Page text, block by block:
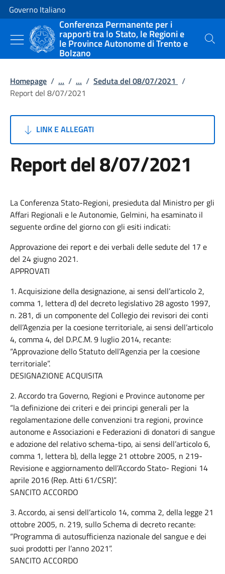
Vai al contenuto
Vai alla navigazione del sito
Governo Italiano
Conferenza Permanente per i
rapporti tra lo Stato, le Regioni e
le Province Autonome di Trento e
Bolzano
Cerca
Homepage / ... / ... / Seduta del 08/07/2021 /
Report del 8/07/2021
LINK E ALLEGATI
Report del 8/07/2021
La Conferenza Stato-Regioni, presieduta dal Ministro per gli
Affari Regionali e le Autonomie, Gelmini, ha esaminato il
seguente ordine del giorno con gli esiti indicati:
Approvazione dei report e dei verbali delle sedute del 17 e
del 24 giugno 2021.
APPROVATI
1. Acquisizione della designazione, ai sensi dell’articolo 2,
comma 1, lettera d) del decreto legislativo 28 agosto 1997,
n. 281, di un componente del Collegio dei revisori dei conti
dell’Agenzia per la coesione territoriale, ai sensi dell’articolo
4, comma 4, del D.P.C.M. 9 luglio 2014, recante:
“Approvazione dello Statuto dell’Agenzia per la coesione
territoriale”.
DESIGNAZIONE ACQUISITA
2. Accordo tra Governo, Regioni e Province autonome per
“la definizione dei criteri e dei principi generali per la
regolamentazione delle convenzioni tra regioni, province
autonome e Associazioni e Federazioni di donatori di sangue
e adozione del relativo schema-tipo, ai sensi dell’articolo 6,
comma 1, lettera b), della legge 21 ottobre 2005, n 219-
Revisione e aggiornamento dell’Accordo Stato- Regioni 14
aprile 2016 (Rep. Atti 61/CSR)”.
SANCITO ACCORDO
3. Accordo, ai sensi dell’articolo 14, comma 2, della legge 21
ottobre 2005, n. 219, sullo Schema di decreto recante:
“Programma di autosufficienza nazionale del sangue e dei
suoi prodotti per l’anno 2021”.
SANCITO ACCORDO